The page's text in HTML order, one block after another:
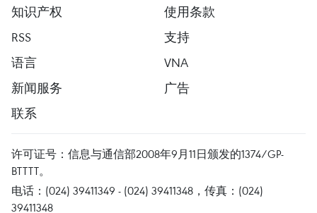
知识产权
使用条款
RSS
支持
语言
VNA
新闻服务
广告
联系
许可证号：信息与通信部2008年9月11日颁发的1374/GP-
BTTTT。
电话：(024) 39411349 - (024) 39411348，传真：(024)
39411348